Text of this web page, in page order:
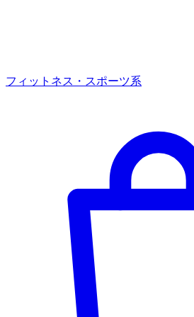
フィットネス・スポーツ系